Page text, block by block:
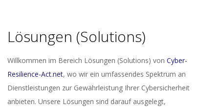
Lösungen (Solutions)
Willkommen im Bereich Lösungen (Solutions) von Cyber-
Resilience-Act.net, wo wir ein umfassendes Spektrum an
Dienstleistungen zur Gewährleistung Ihrer Cybersicherheit
anbieten. Unsere Lösungen sind darauf ausgelegt,